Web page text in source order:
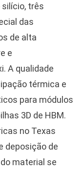
silício, três
das
de alta
e
A qualidade
térmica e
para módulos
3D de HBM.
no Texas
deposição de
material se